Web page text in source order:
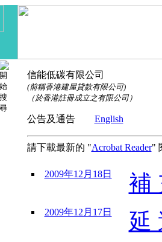
信能低碳有限公司
(前稱香港建屋貸款有限公司)
（於香港註冊成立之有限公司）
公告及通告 English
請下載最新的 "Acrobat Reader"
2009年12月18日 補
2009年12月17日 延